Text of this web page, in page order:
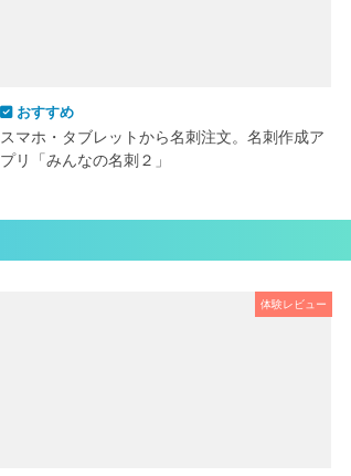
おすすめ
スマホ・タブレットから名刺注文。名刺作成ア
プリ「みんなの名刺２」
体験レビュー